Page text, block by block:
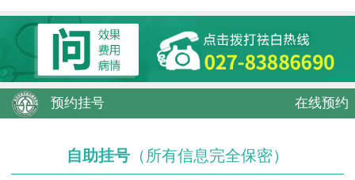
预约挂号 在线预约
自助挂号 （所有信息完全保密）